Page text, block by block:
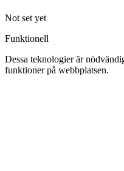
Not set yet
Funktionell
Dessa teknologier är
funktioner på webbplatsen.